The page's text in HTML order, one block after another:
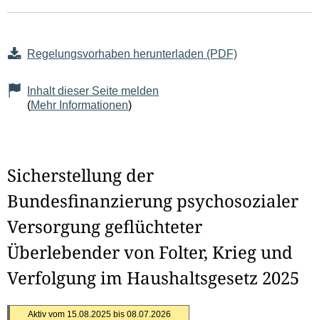
Regelungsvorhaben herunterladen (PDF)
Inhalt dieser Seite melden
(Mehr Informationen)
Sicherstellung der
Bundesfinanzierung psychosozialer
Versorgung geflüchteter
Überlebender von Folter, Krieg und
Verfolgung im Haushaltsgesetz 2025
Aktiv vom 15.08.2025 bis 08.07.2026